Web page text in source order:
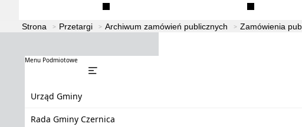
Strona Przetargi Archiwum zamówień publicznych Zamówienia
Menu Podmiotowe
Urząd Gminy
Rada Gminy Czernica